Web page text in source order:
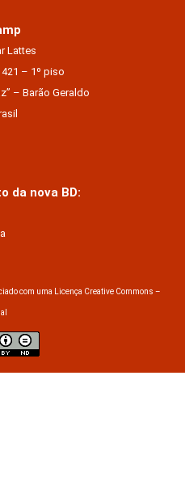
Lattes
– 1º piso
– Barão Geraldo
da nova BD:
com uma Licença Creative Commons –